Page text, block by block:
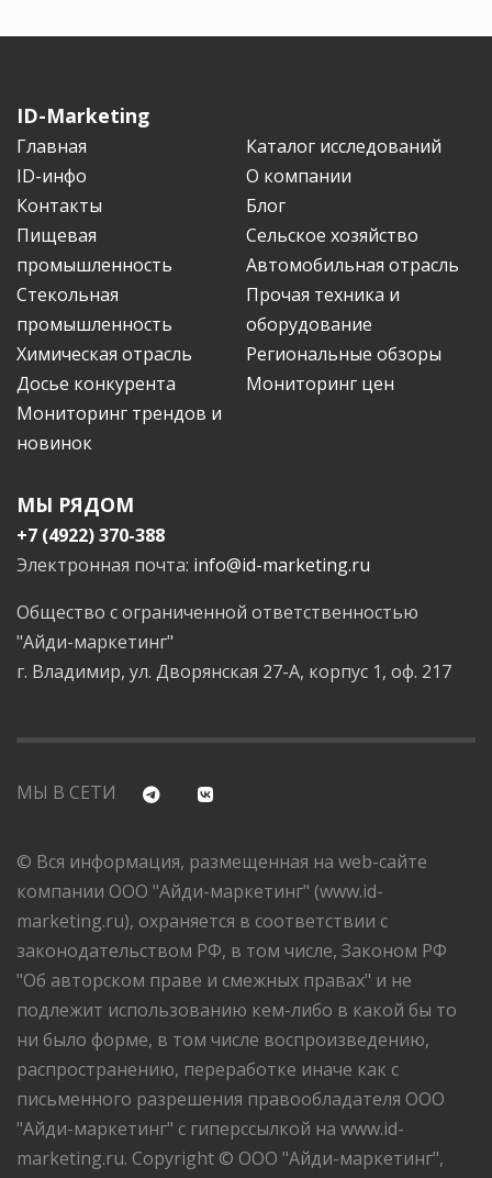
ID-Marketing
Главная
Каталог исследований
ID-инфо
О компании
Контакты
Блог
Пищевая
промышленность
Сельское хозяйство
Автомобильная отрасль
Стекольная
промышленность
Прочая техника и
оборудование
Химическая отрасль
Региональные обзоры
Досье конкурента
Мониторинг цен
Мониторинг трендов и
новинок
МЫ РЯДОМ
+7 (4922) 370-388
Электронная почта: info@id-marketing.ru
Общество с ограниченной ответственностью
"Айди-маркетинг"
г. Владимир, ул. Дворянская 27-А, корпус 1, оф. 217
МЫ В СЕТИ
© Вся информация, размещенная на web-сайте
компании ООО "Айди-маркетинг" (www.id-
marketing.ru), охраняется в соответствии с
законодательством РФ, в том числе, Законом РФ
"Об авторском праве и смежных правах" и не
подлежит использованию кем-либо в какой бы то
ни было форме, в том числе воспроизведению,
распространению, переработке иначе как с
письменного разрешения правообладателя ООО
"Айди-маркетинг" с гиперссылкой на www.id-
marketing.ru. Copyright © ООО "Айди-маркетинг",